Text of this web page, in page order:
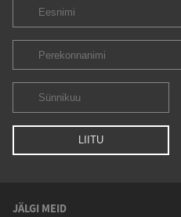
JÄLGI MEID